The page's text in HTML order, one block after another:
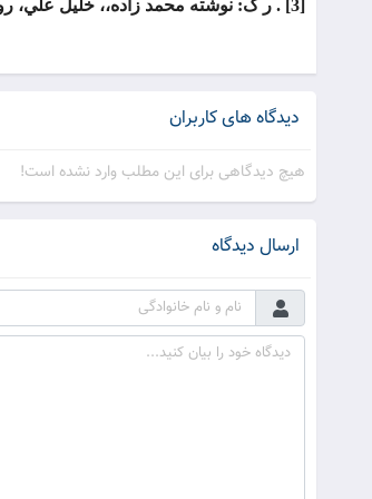
[3] . ر ک: نوشته محمد زاده،، خليل علي، روزه داري مبارزه با بيماري ها و تضمين سلامت، مجله فرهيختگان، شماره 274.
دیدگاه های کاربران
هیچ دیدگاهی برای این مطلب وارد نشده است!
ارسال دیدگاه